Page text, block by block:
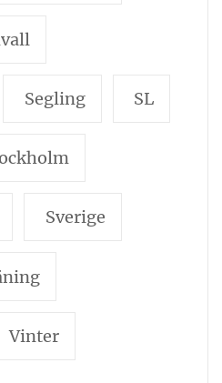
Segling SL
Sverige
Vinter